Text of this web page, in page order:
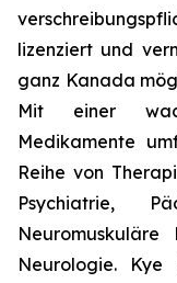
lizenziert und
ganz Kanada
Mit einer
Medikamente
Reihe von
Psychiatrie,
Neurologie. Kye